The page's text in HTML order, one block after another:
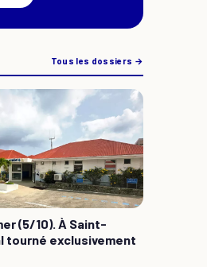
Tous les dossiers →
(5/10). À Saint-
tourné exclusivement